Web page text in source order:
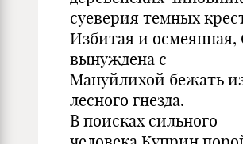
суеверия темных
Избитая и осмеянная,
вынуждена с
Мануйлихой бежать
лесного гнезда.
В поисках сильного